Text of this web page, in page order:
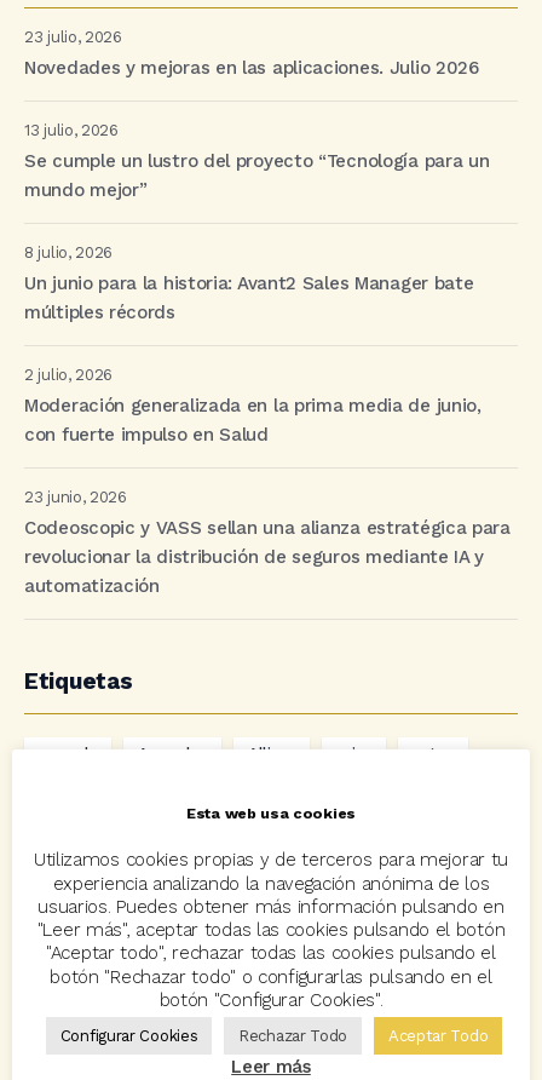
23 julio, 2026
Novedades y mejoras en las aplicaciones. Julio 2026
13 julio, 2026
Se cumple un lustro del proyecto “Tecnología para un
mundo mejor”
8 julio, 2026
Un junio para la historia: Avant2 Sales Manager bate
múltiples récords
2 julio, 2026
Moderación generalizada en la prima media de junio,
con fuerte impulso en Salud
23 junio, 2026
Codeoscopic y VASS sellan una alianza estratégica para
revolucionar la distribución de seguros mediante IA y
automatización
Etiquetas
acuerdo Acuerdos Allianz asisa autos
Codeoscopic Workspace Coverize Decesos
digitalización Eventos formación GRC-Broker
hogar Innovación Innova Ibérica
Mediadores motos
Premios Coreoscopic
Esta web usa cookies
Utilizamos cookies propias y de terceros para mejorar tu
experiencia analizando la navegación anónima de los
usuarios. Puedes obtener más información pulsando en
"Leer más", aceptar todas las cookies pulsando el botón
"Aceptar todo", rechazar todas las cookies pulsando el
botón "Rechazar todo" o configurarlas pulsando en el
botón "Configurar Cookies".
Configurar Cookies Rechazar Todo Aceptar Todo
Leer más